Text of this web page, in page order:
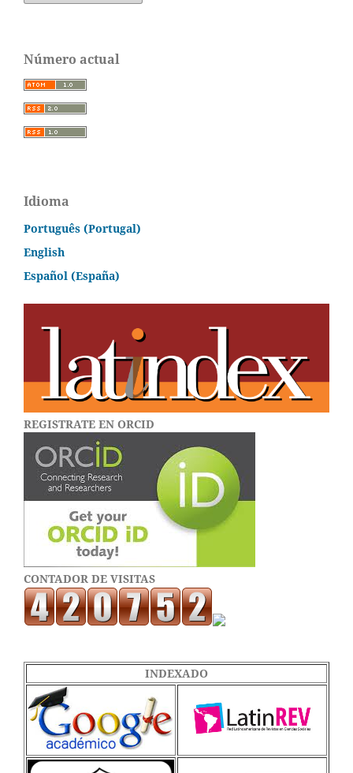
Número actual
Idioma
Português (Portugal)
English
Español (España)
REGISTRATE EN ORCID
CONTADOR DE VISITAS
INDEXADO